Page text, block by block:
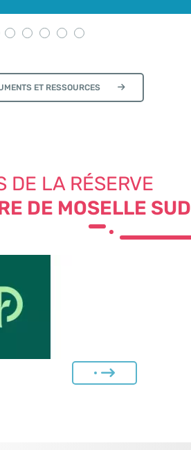
ET RESSOURCES
DE LA RÉSERVE
DE MOSELLE SUD